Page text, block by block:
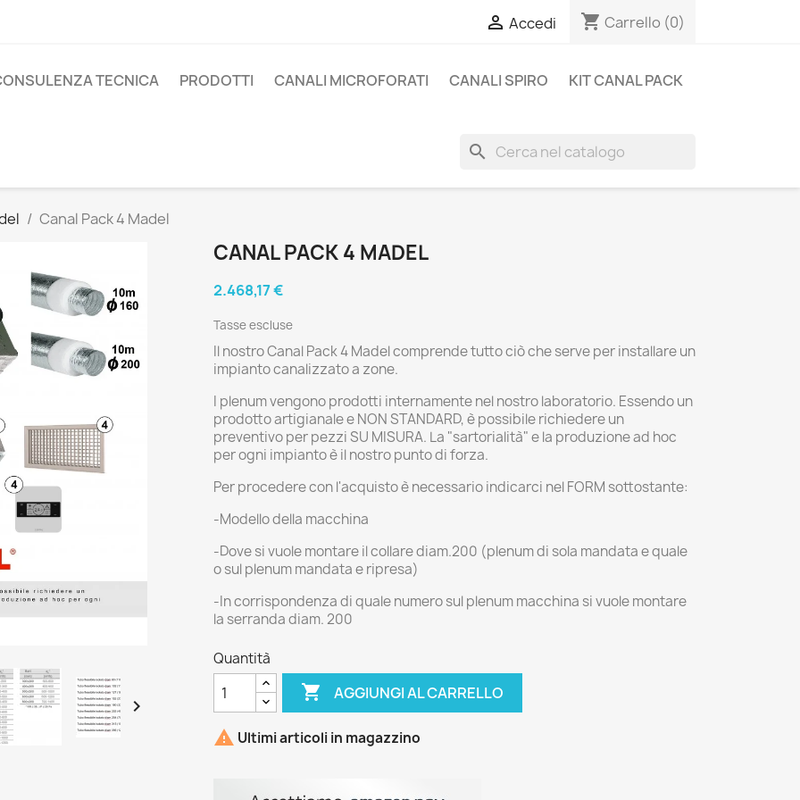
 Accedi shopping_cart Carrello (0)
TECNICA PRODOTTI CANALI MICROFORATI CANALI SPIRO KIT CANAL PACK
search
Canal Pack 4 Madel

CANAL PACK 4 MADEL
2.468,17 €
Tasse escluse
Il nostro Canal Pack 4 Madel comprende tutto ciò che serve per installare un
impianto canalizzato a zone.
I plenum vengono prodotti internamente nel nostro laboratorio. Essendo un
prodotto artigianale e NON STANDARD, è possibile richiedere un
preventivo per pezzi SU MISURA. La "sartorialità" e la produzione ad hoc
per ogni impianto è il nostro punto di forza.
Per procedere con l'acquisto è necessario indicarci nel FORM sottostante:
-Modello della macchina
-Dove si vuole montare il collare diam.200 (plenum di sola mandata e quale
o sul plenum mandata e ripresa)
-In corrispondenza di quale numero sul plenum macchina si vuole montare
la serranda diam. 200
Quantità
 AGGIUNGI AL CARRELLO
 Ultimi articoli in magazzino